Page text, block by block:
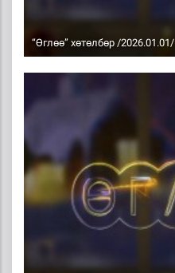
“Өглөө” хөтөлбөр /2026.01.01/